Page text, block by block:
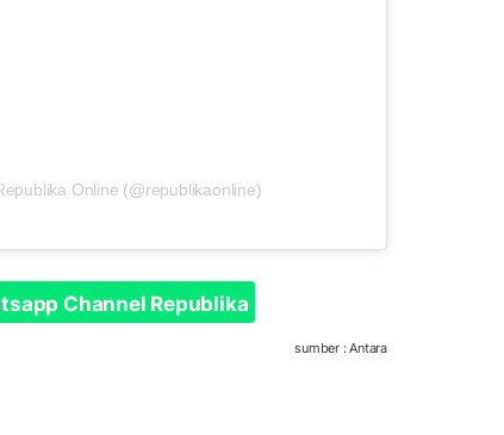
Online (@republikaonline)
Channel Republika
sumber : Antara